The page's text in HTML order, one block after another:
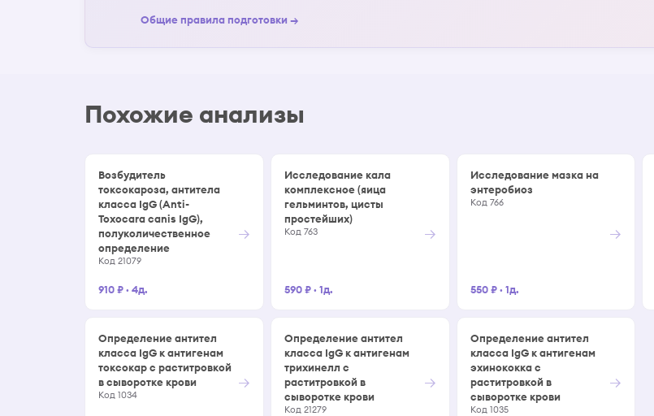
Общие правила подготовки →
Похожие анализы
Возбудитель
токсокароза, антитела
класса IgG (Anti-
Toxocara canis IgG),
полуколичественное
определение
Код 21079
910 ₽· 4д.
→
Исследование кала
комплексное (яица
гельминтов, цисты
простейших)
Код 763
590 ₽· 1д.
→
Исследование мазка на
энтеробиоз
Код 766
550 ₽· 1д.
→
Определение антител
класса IgG к антигенам
токсокар с раститровкой
в сыворотке крови
Код 1034
→
Определение антител
класса IgG к антигенам
трихинелл с
раститровкой в
сыворотке крови
Код 21279
→
Определение антител
класса IgG к антигенам
эхинококка с
раститровкой в
сыворотке крови
Код 1035
→